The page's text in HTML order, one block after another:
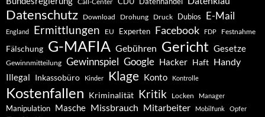
Call-Center
Datenschutz Download Drohung Druck Dubios E-Mail
England Ermittlungen EU Experten Facebook FDP Festnahme
Fälschung G-MAFIA Gebühren Gericht Gesetze
Gewinnmitteilung Gewinnspiel Google Hacker Haft Handy
Illegal Inkassobüro Kinder Klage Konto Kontrolle
Kostenfallen Kriminalität Kritik Locken Manager
Manipulation Masche Missbrauch Mitarbeiter Mobilfunk Opfer